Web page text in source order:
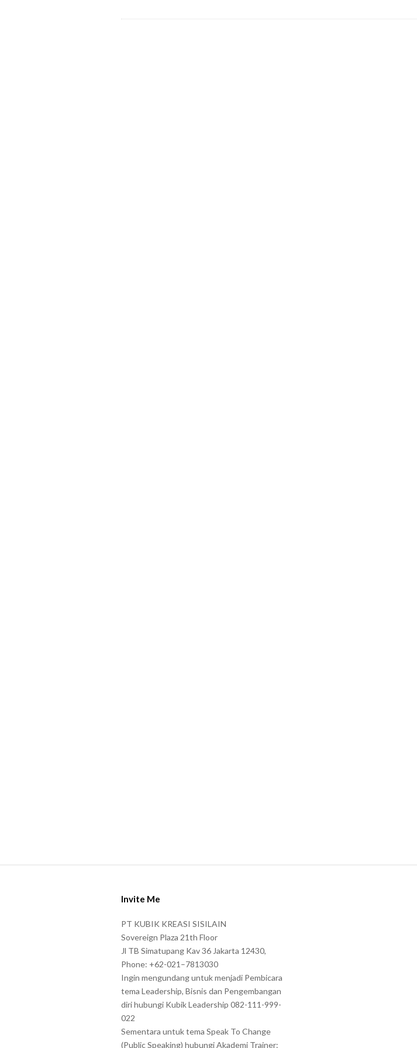
Invite Me
PT KUBIK KREASI SISILAIN
Sovereign Plaza 21th Floor
Jl TB Simatupang Kav 36 Jakarta 12430,
Phone: +62-021–7813030
Ingin mengundang untuk menjadi Pembicara
tema Leadership, Bisnis dan Pengembangan
diri hubungi Kubik Leadership 082-111-999-
022
Sementara untuk tema Speak To Change
(Public Speaking) hubungi Akademi Trainer: